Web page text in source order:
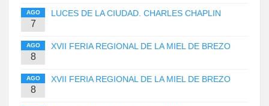
AGO
7
LUCES DE LA CIUDAD. CHARLES CHAPLIN
AGO
8
XVII FERIA REGIONAL DE LA MIEL DE BREZO
AGO
8
XVII FERIA REGIONAL DE LA MIEL DE BREZO